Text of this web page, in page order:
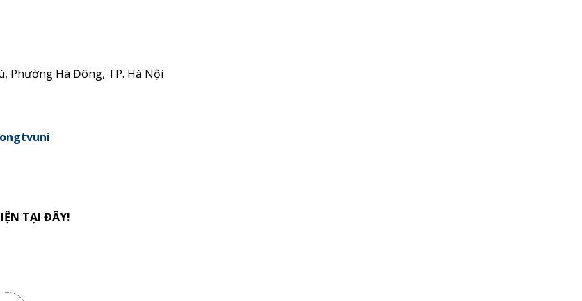
Phường Hà Đông, TP. Hà Nội
TẠI ĐÂY!